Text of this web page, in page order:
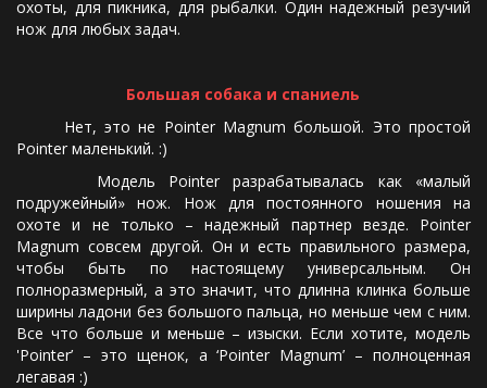
охоты, для пикника, для рыбалки. Один надежный резучий
нож для любых задач.
Большая собака и спаниель
Нет, это не Pointer Magnum большой. Это простой
Pointer маленький. :)
Модель Pointer разрабатывалась как «малый
подружейный» нож. Нож для постоянного ношения на
охоте и не только – надежный партнер везде. Pointer
Magnum совсем другой. Он и есть правильного размера,
чтобы быть по настоящему универсальным. Он
полноразмерный, а это значит, что длинна клинка больше
ширины ладони без большого пальца, но меньше чем с ним.
Все что больше и меньше – изыски. Если хотите, модель
'Pointer’ – это щенок, а ‘Pointer Magnum’ – полноценная
легавая :)